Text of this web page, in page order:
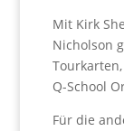
Mit Kirk
Nicholson
Q-School
Für die